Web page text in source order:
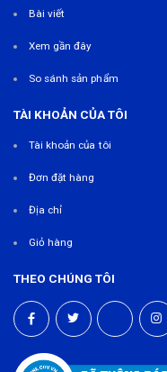
Bài viết
Xem gần đây
So sánh sản phẩm
TÀI KHOẢN CỦA TÔI
Tài khoản của tôi
Đơn đặt hàng
Địa chỉ
Giỏ hàng
THEO CHÚNG TÔI